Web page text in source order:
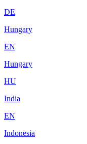
DE
Hungary
EN
Hungary
HU
India
EN
Indonesia